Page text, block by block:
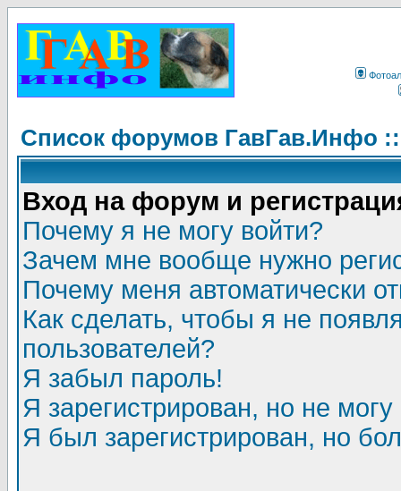
Список форумов ГавГав.Инфо
Вход на форум и
Почему я не могу войти?
Зачем мне вообще нужно
Почему меня автоматически
Как сделать, чтобы я не
пользователей?
Я забыл пароль!
Я зарегистрирован, но не могу
Я был зарегистрирован, но